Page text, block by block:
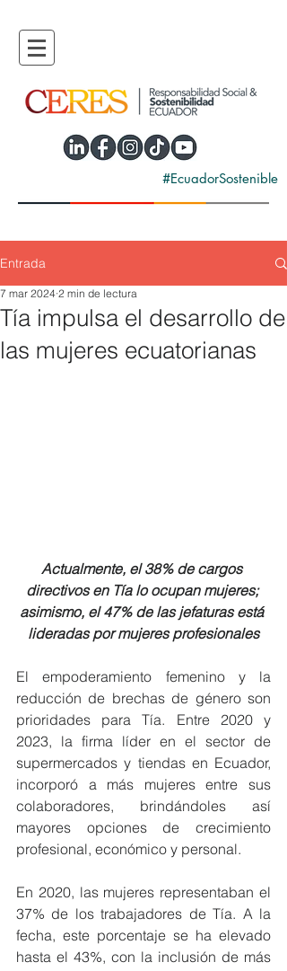
#EcuadorSostenible
Entrada
Tía impulsa el desarrollo de
las mujeres ecuatorianas
7 mar 2024 2 min de lectura
Actualmente, el 38% de cargos
directivos en Tía lo ocupan mujeres;
asimismo, el 47% de las jefaturas está
lideradas por mujeres profesionales
El empoderamiento femenino y la
reducción de brechas de género son
prioridades para Tía. Entre 2020 y
2023, la firma líder en el sector de
supermercados y tiendas en Ecuador,
incorporó a más mujeres entre sus
colaboradores, brindándoles así
mayores opciones de crecimiento
profesional, económico y personal.
En 2020, las mujeres representaban el
37% de los trabajadores de Tía. A la
fecha, este porcentaje se ha elevado
hasta el 43%, con la inclusión de más